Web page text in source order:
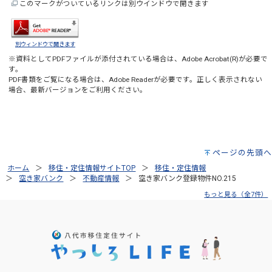
このマークがついているリンクは別ウインドウで開きます
別ウィンドウで開きます
※資料としてPDFファイルが添付されている場合は、 Adobe Acrobat(R)が必要で
す。
PDF書類をご覧になる場合は、 Adobe Readerが必要です。正しく表示されない
場合、最新バージョンをご利用ください。
ページの先頭へ
ホーム 移住・定住情報サイトTOP
移住・定住情報
空き家バンク
不動産情報 空き家バンク登録物件NO.215
もっと見る（全7件）